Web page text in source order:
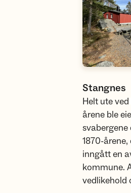
Stangnes
Helt ute
årene ble
1870-
inngått en
kommune.
vedlikehold